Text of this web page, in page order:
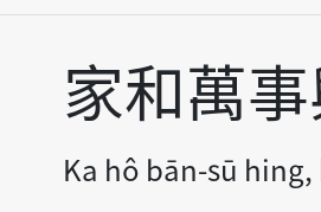
主內容區
家和萬
Ka hô bān-sū